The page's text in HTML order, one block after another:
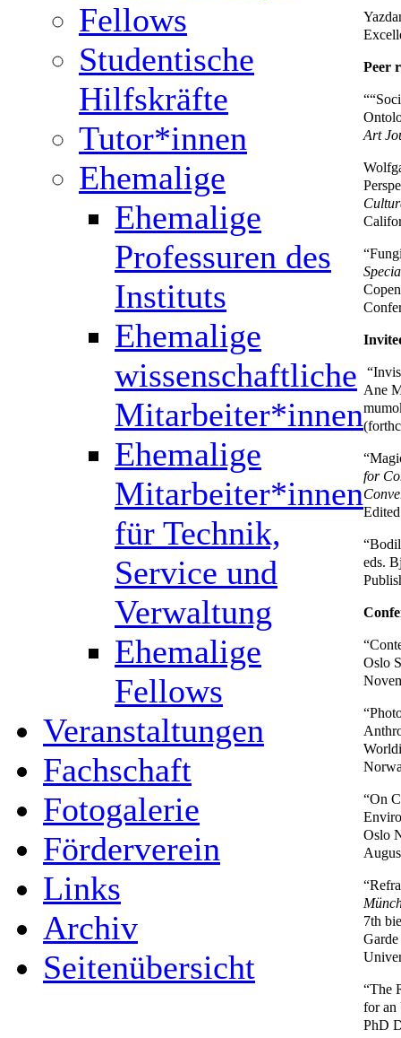
Fellows
Studentische
Hilfskräfte
Tutor*innen
Ehemalige
Ehemalige
Professuren des
Instituts
Ehemalige
wissenschaftliche
Mitarbeiter*innen
Ehemalige
Mitarbeiter*innen
für Technik,
Service und
Verwaltung
Ehemalige
Fellows
Veranstaltungen
Fachschaft
Fotogalerie
Förderverein
Links
Archiv
Seitenübersicht
Peer
Art
Ane
for
eds.
Oslo
“On
Oslo
7th
“The
for an
PhD